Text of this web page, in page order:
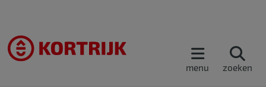
menu zoeken